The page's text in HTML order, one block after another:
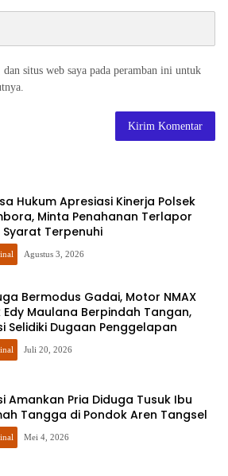
situs web saya pada peramban ini untuk
Hukum Apresiasi Kinerja Polsek
Minta Penahanan Terlapor
Syarat Terpenuhi
Agustus 3, 2026
Bermodus Gadai, Motor NMAX
Edy Maulana Berpindah Tangan,
Selidiki Dugaan Penggelapan
Juli 20, 2026
Amankan Pria Diduga Tusuk Ibu
Tangga di Pondok Aren Tangsel
Mei 4, 2026